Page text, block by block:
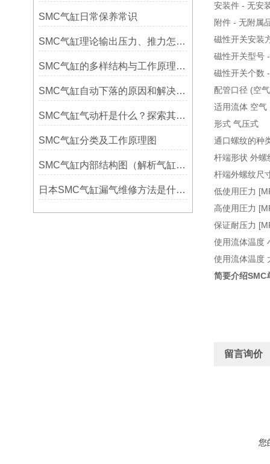
SMC气缸日常保养常识
SMC气缸理论输出压力、推力怎么计算公式及对照表
SMC气缸的多样结构与工作原理详解
SMC气缸自动下落的原因和解决方法
SMC气缸气动杆是什么？探索其工作原理与应用领域
SMC气缸分类及工作原理图
SMC气缸内部结构图（解析气缸的结构及基本原理简介）
日本SMC气缸漏气维修方法是什么？
安装件 - 无安
附件 - 无附属
磁性开关安装
磁性开关型号
磁性开关个数
配管口径 (空
适用流体 空气
形式 气压式
通口螺纹的种
杆端形状 外螺
杆端外螺纹尺
低使用圧力
高使用圧力
保证耐压力
使用流体温度
使用流体温度
简要介绍SMC
留言询价
您